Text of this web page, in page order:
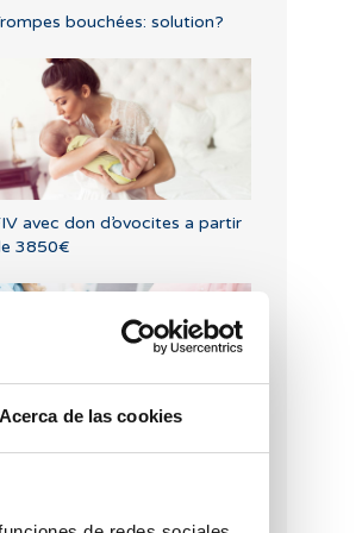
Acerca de las cookies
bouchées: solution?
avec don d’ovocites a partir
3850€
létrozole, la meilleure